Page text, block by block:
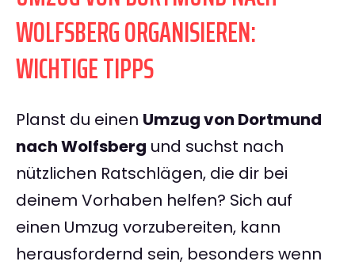
WOLFSBERG ORGANISIEREN:
WICHTIGE TIPPS
Planst du einen Umzug von Dortmund
nach Wolfsberg und suchst nach
nützlichen Ratschlägen, die dir bei
deinem Vorhaben helfen? Sich auf
einen Umzug vorzubereiten, kann
herausfordernd sein, besonders wenn